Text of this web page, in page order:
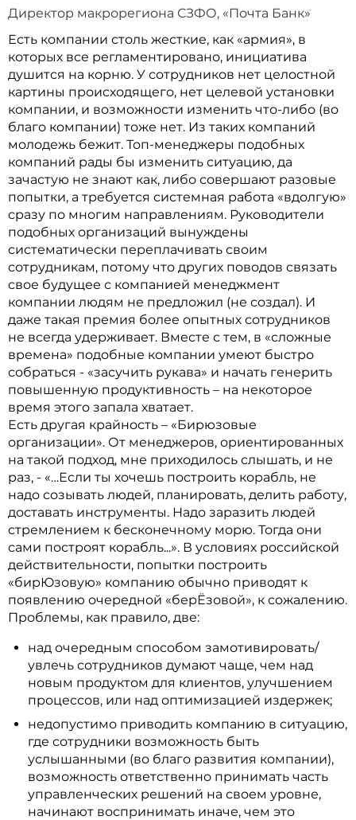
Директор макрорегиона СЗФО, «Почта Банк»
Есть компании столь жесткие, как «армия», в
которых все регламентировано, инициатива
душится на корню. У сотрудников нет целостной
картины происходящего, нет целевой установки
компании, и возможности изменить что-либо (во
благо компании) тоже нет. Из таких компаний
молодежь бежит. Топ-менеджеры подобных
компаний рады бы изменить ситуацию, да
зачастую не знают как, либо совершают разовые
попытки, а требуется системная работа «вдолгую»
сразу по многим направлениям. Руководители
подобных организаций вынуждены
систематически переплачивать своим
сотрудникам, потому что других поводов связать
свое будущее с компанией менеджмент
компании людям не предложил (не создал). И
даже такая премия более опытных сотрудников
не всегда удерживает. Вместе с тем, в «сложные
времена» подобные компании умеют быстро
собраться - «засучить рукава» и начать генерить
повышенную продуктивность – на некоторое
время этого запала хватает.
Есть другая крайность – «Бирюзовые
организации». От менеджеров, ориентированных
на такой подход, мне приходилось слышать, и не
раз, - «…Если ты хочешь построить корабль, не
надо созывать людей, планировать, делить работу,
доставать инструменты. Надо заразить людей
стремлением к бесконечному морю. Тогда они
сами построят корабль...». В условиях российской
действительности, попытки построить
«бирЮзовую» компанию обычно приводят к
появлению очередной «берЁзовой», к сожалению.
Проблемы, как правило, две:
над очередным способом замотивировать/
увлечь сотрудников думают чаще, чем над
новым продуктом для клиентов, улучшением
процессов, или над оптимизацией издержек;
недопустимо приводить компанию в ситуацию,
где сотрудники возможность быть
услышанными (во благо развития компании),
возможность ответственно принимать часть
управленческих решений на своем уровне,
начинают воспринимать иначе, чем это